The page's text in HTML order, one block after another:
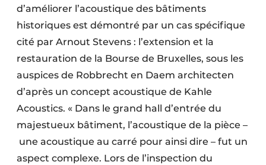
d’améliorer l’acoustique des bâtiments
historiques est démontré par un cas spécifique
cité par Arnout Stevens : l’extension et la
restauration de la Bourse de Bruxelles, sous les
auspices de Robbrecht en Daem architecten
d’après un concept acoustique de Kahle
Acoustics. « Dans le grand hall d’entrée du
majestueux bâtiment, l’acoustique de la pièce –
une acoustique au carré pour ainsi dire – fut un
aspect complexe. Lors de l’inspection du